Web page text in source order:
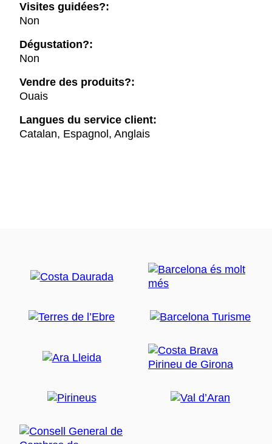
Visites guidées?:
Non
Dégustation?:
Non
Vendre des produits?:
Ouais
Langues du service client:
Catalan, Espagnol, Anglais